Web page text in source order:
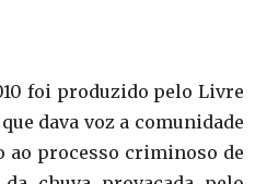
foi produzido pelo Livre
dava voz a comunidade
ao processo criminoso de